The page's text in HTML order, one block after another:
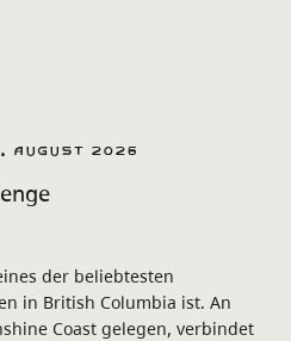
August 2026
der beliebtesten
in British Columbia ist. An
Coast gelegen, verbindet